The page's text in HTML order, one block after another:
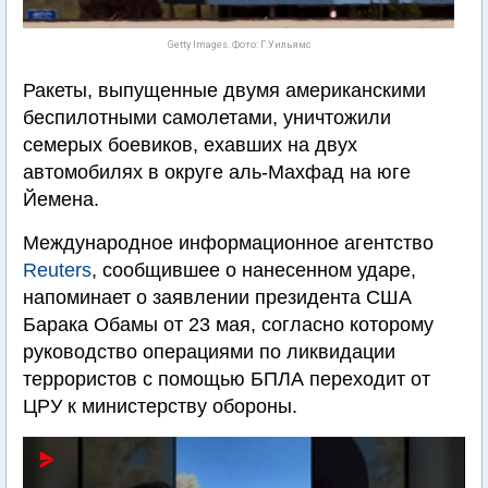
Getty Images. Фото: Г.Уильямс
Ракеты, выпущенные двумя американскими
беспилотными самолетами, уничтожили
семерых боевиков, ехавших на двух
автомобилях в округе аль-Махфад на юге
Йемена.
Международное информационное агентство
Reuters, сообщившее о нанесенном ударе,
напоминает о заявлении президента США
Барака Обамы от 23 мая, согласно которому
руководство операциями по ликвидации
террористов с помощью БПЛА переходит от
ЦРУ к министерству обороны.